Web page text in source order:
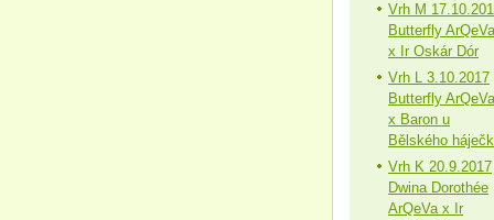
Vrh M
Butterfly ArQeVa
x Ir Oskár Dór
Vrh L 3.10.2017
Butterfly ArQeVa
x Baron u
Bělského
Vrh K 20.9.2017
Dwina Dorothée
ArQeVa x Ir